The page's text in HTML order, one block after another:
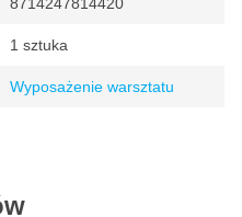
1 sztuka
Wyposażenie warsztatu